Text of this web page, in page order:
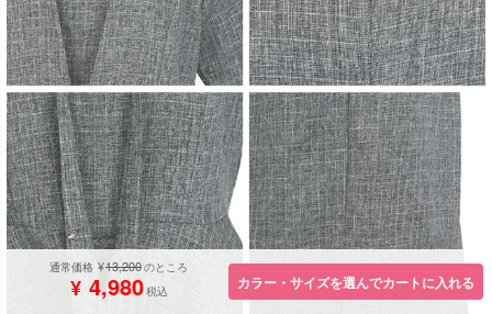
通常価格 ¥13,200のところ
¥ 4,980税込 カラー・サイズを選んでカートに入れる